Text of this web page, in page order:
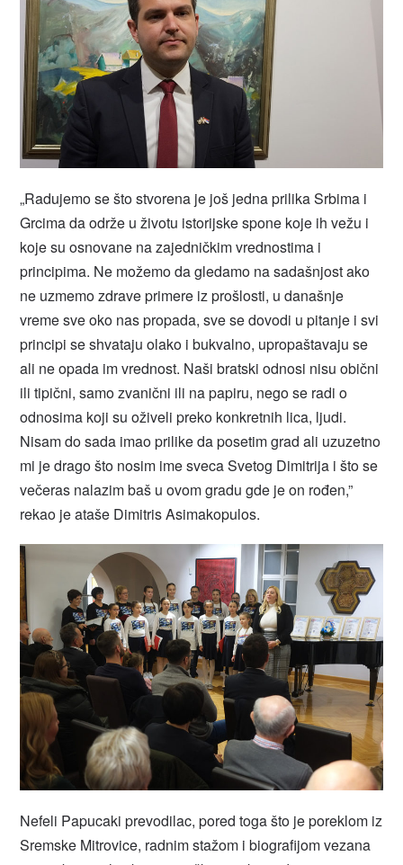
„Radujemo se što stvorena je još jedna prilika Srbima i
Grcima da održe u životu istorijske spone koje ih vežu i
koje su osnovane na zajedničkim vrednostima i
principima. Ne možemo da gledamo na sadašnjost ako
ne uzmemo zdrave primere iz prošlosti, u današnje
vreme sve oko nas propada, sve se dovodi u pitanje i svi
principi se shvataju olako i bukvalno, upropaštavaju se
ali ne opada im vrednost. Naši bratski odnosi nisu obični
ili tipični, samo zvanični ili na papiru, nego se radi o
odnosima koji su oživeli preko konkretnih lica, ljudi.
Nisam do sada imao prilike da posetim grad ali uzuzetno
mi je drago što nosim ime sveca Svetog Dimitrija i što se
večeras nalazim baš u ovom gradu gde je on rođen,”
rekao je ataše Dimitris Asimakopulos.
Nefeli Papucaki prevodilac, pored toga što je poreklom iz
Sremske Mitrovice, radnim stažom i biografijom vezana